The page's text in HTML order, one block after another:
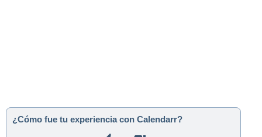
¿Cómo fue tu experiencia con Calendarr?